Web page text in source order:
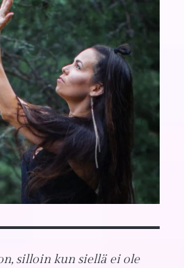
silloin kun siellä ei ole